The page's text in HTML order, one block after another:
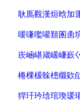
耿鳫觀漢烜晗加
喛嗛嚂嚾囏圂圅
崁崡嵁嵅嵈嵰嶔
棬棵楥榦槵櫬欵
猂玕玪琀琯瑍瑗